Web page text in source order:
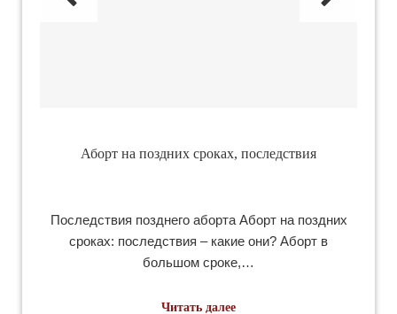
Аборт на поздних сроках, последствия
Последствия позднего аборта Аборт на поздних
сроках: последствия – какие они? Аборт в
большом сроке,…
Читать далее